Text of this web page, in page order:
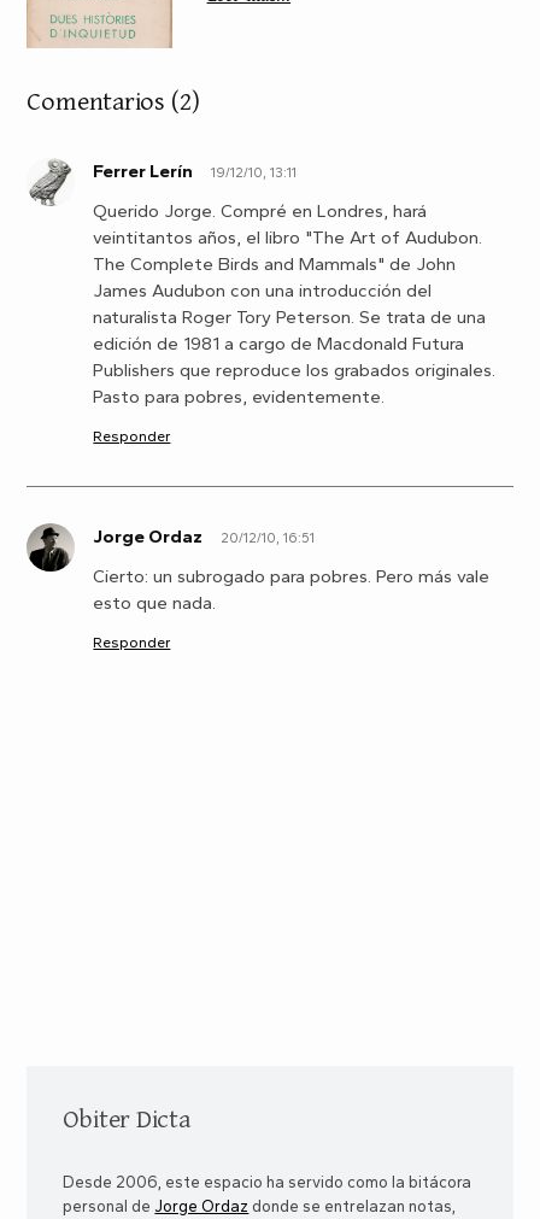
Comentarios (2)
F Ferrer Lerín 19/12/10, 13:11
Querido Jorge. Compré en Londres, hará
veintitantos años, el libro "The Art of Audubon.
The Complete Birds and Mammals" de John
James Audubon con una introducción del
naturalista Roger Tory Peterson. Se trata de una
edición de 1981 a cargo de Macdonald Futura
Publishers que reproduce los grabados originales.
Pasto para pobres, evidentemente.
Responder
J Jorge Ordaz 20/12/10, 16:51
Cierto: un subrogado para pobres. Pero más vale
esto que nada.
Responder
Obiter Dicta
Desde 2006, este espacio ha servido como la bitácora
personal de Jorge Ordaz donde se entrelazan notas,